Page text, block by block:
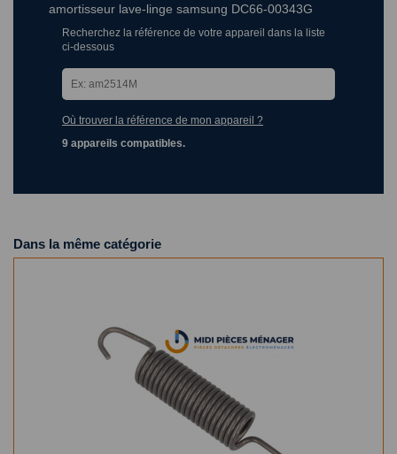
amortisseur lave-linge samsung DC66-00343G
Recherchez la référence de votre appareil dans la liste
ci-dessous
Où trouver la référence de mon appareil ?
9 appareils compatibles.
Dans la même catégorie